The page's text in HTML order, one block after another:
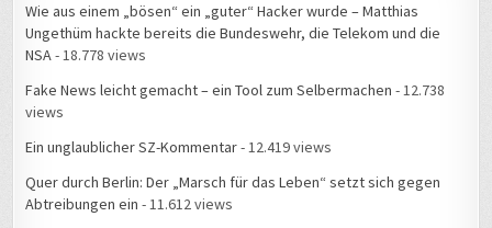
Wie aus einem „bösen“ ein „guter“ Hacker wurde – Matthias
Ungethüm hackte bereits die Bundeswehr, die Telekom und die
NSA- 18.778 views
Fake News leicht gemacht – ein Tool zum Selbermachen - 12.738
views
Ein unglaublicher SZ-Kommentar- 12.419 views
Quer durch Berlin: Der „Marsch für das Leben“ setzt sich gegen
Abtreibungen ein - 11.612 views